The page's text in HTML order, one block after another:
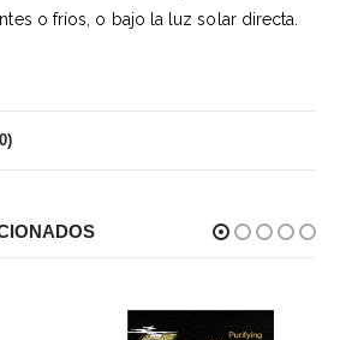
o fríos, o bajo la luz solar directa.